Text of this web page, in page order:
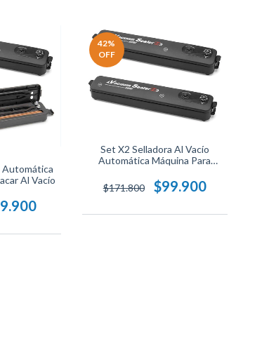
Automática
Al Vacío
42%
OFF
Set X2 Selladora Al Vacío
Automática Máquina Para
$171.800
$99.900